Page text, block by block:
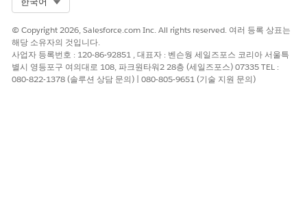
© Copyright 2026, Salesforce.com Inc. All rights reserved. 여러 등록 상표는
해당 소유자의 것입니다.
사업자 등록번호 : 120-86-92851 , 대표자 : 벤슨웡 세일즈포스 코리아 서울특
별시 영등포구 여의대로 108, 파크원타워2 28층 (세일즈포스) 07335 TEL :
080-822-1378 (솔루션 상담 문의) | 080-805-9651 (기술 지원 문의)